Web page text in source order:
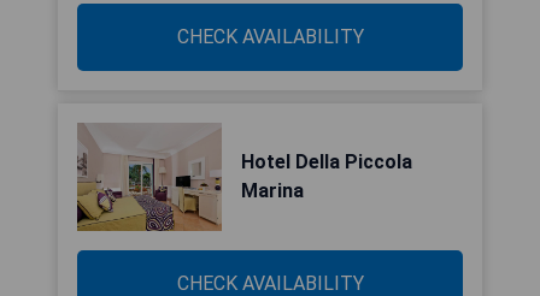
CHECK AVAILABILITY
Hotel Della Piccola
Marina
CHECK AVAILABILITY